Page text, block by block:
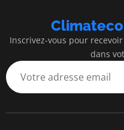
Inscrivez-vous pour
dans